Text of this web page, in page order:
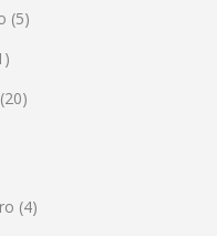
(5)
(20)
(4)